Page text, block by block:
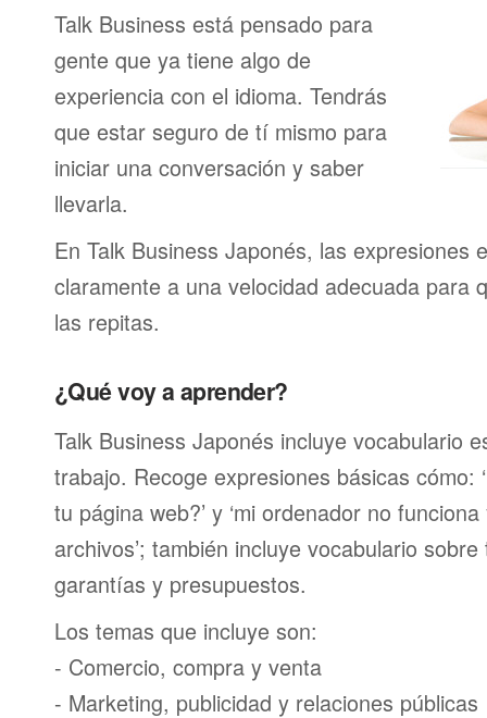
Talk Business está pensado para
gente que ya tiene algo de
experiencia con el idioma. Tendrás
que estar seguro de tí mismo para
iniciar una conversación y saber
llevarla.
En Talk Business Japonés, las expresiones
claramente a una velocidad adecuada para
las repitas.
¿Qué voy a aprender?
Talk Business Japonés incluye vocabulario
trabajo. Recoge expresiones básicas cómo:
tu página web?’ y ‘mi ordenador no
archivos’; también incluye vocabulario
garantías y presupuestos.
Los temas que incluye son:
- Comercio, compra y venta
- Marketing, publicidad y relaciones públicas